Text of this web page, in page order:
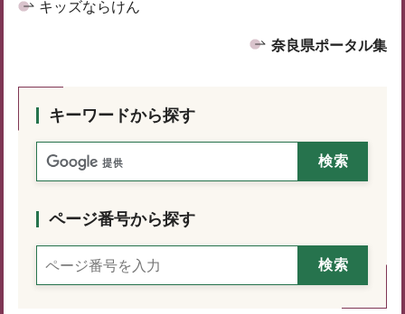
キッズならけん
奈良県ポータル集
キーワードから探す
ページ番号から探す